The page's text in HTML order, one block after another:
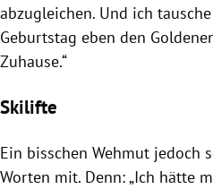
abzugleichen. Und ich
Geburtstag eben den
Zuhause.“
Skilifte
Ein bisschen Wehmut jedoch
Worten mit. Denn: „Ich hätte